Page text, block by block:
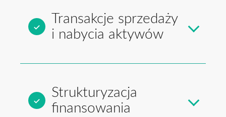
Transakcje sprzedaży
i nabycia aktywów
Strukturyzacja
finansowania